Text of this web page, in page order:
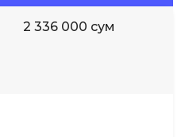
2 336 000 сум